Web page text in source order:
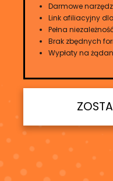
Darmowe
Link afiliacyjny
Pełna
Brak zbędnych
Wypłaty na